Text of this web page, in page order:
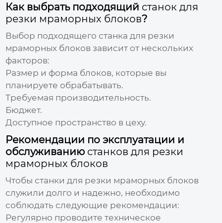
Как выбрать подходящий станок для
резки мраморных блоков?
Выбор подходящего станка для резки
мраморных блоков зависит от нескольких
факторов:
Размер и форма блоков, которые вы
планируете обрабатывать.
Требуемая производительность.
Бюджет.
Доступное пространство в цеху.
Рекомендации по эксплуатации и
обслуживанию станков для резки
мраморных блоков
Чтобы станки для резки мраморных блоков
служили долго и надежно, необходимо
соблюдать следующие рекомендации:
Регулярно проводите техническое